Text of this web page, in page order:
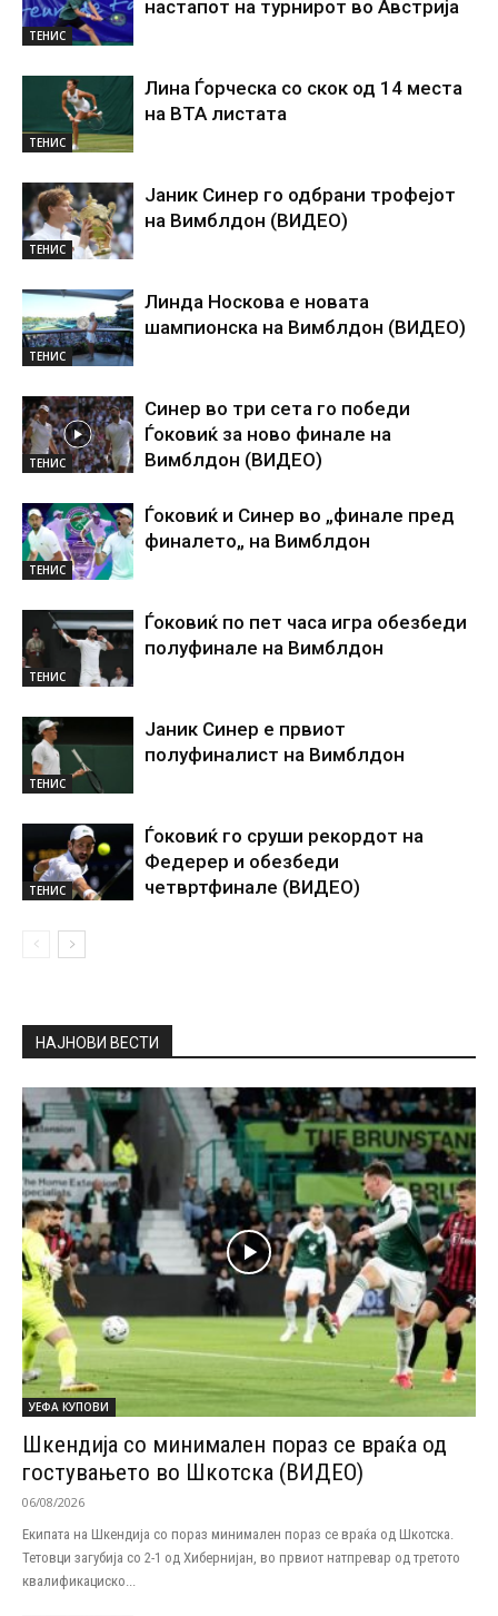
ТЕНИС
настапот на турнирот во Австрија
ТЕНИС
Лина Ѓорческа со скок од 14 места
на ВТА листата
ТЕНИС
Јаник Синер го одбрани трофејот
на Вимблдон (ВИДЕО)
ТЕНИС
Линда Носкова е новата
шампионска на Вимблдон (ВИДЕО)
ТЕНИС
Синер во три сета го победи
Ѓоковиќ за ново финале на
Вимблдон (ВИДЕО)
ТЕНИС
Ѓоковиќ и Синер во „финале пред
финалето„ на Вимблдон
ТЕНИС
Ѓоковиќ по пет часа игра обезбеди
полуфинале на Вимблдон
ТЕНИС
Јаник Синер е првиот
полуфиналист на Вимблдон
ТЕНИС
Ѓоковиќ го сруши рекордот на
Федерер и обезбеди
четвртфинале (ВИДЕО)
НАЈНОВИ ВЕСТИ
УЕФА КУПОВИ
Шкендија со минимален пораз се враќа од
гостувањето во Шкотска (ВИДЕО)
06/08/2026
Екипата на Шкендија со пораз минимален пораз се враќа од Шкотска.
Тетовци загубија со 2-1 од Хибернијан, во првиот натпревар од третото
квалификациско...